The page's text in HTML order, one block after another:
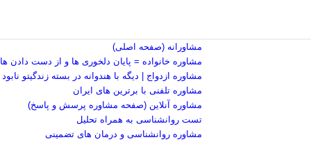
مشاورانه (صفحه اصلی)
مشاوره خانواده = پایان دلخوری ها و از دست دادن ها
مشاوره ازدواج | دیگه با هندوانه در بسته زندگیتو
مشاوره تلفنی با برترین های ایران
مشاوره آنلاین (صفحه مشاوره پرسش و پاسخ)
تست روانشناسی به همراه تحلیل
مشاوره روانشناسی و درمان های تضمینی